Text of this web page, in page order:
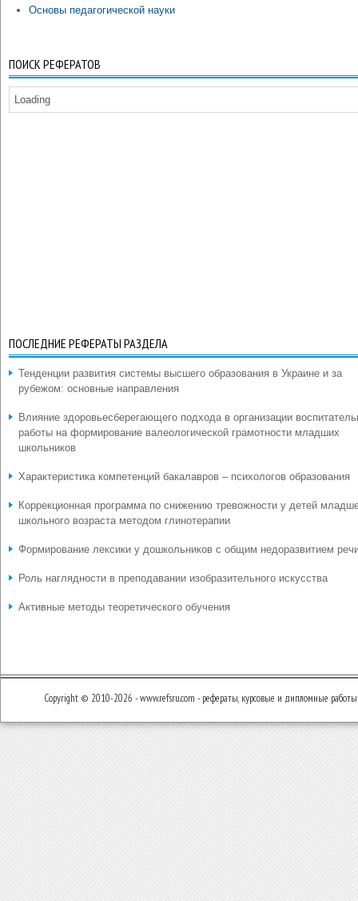
Основы педагогической науки
ПОИСК РЕФЕРАТОВ
Loading
ПОСЛЕДНИЕ РЕФЕРАТЫ РАЗДЕЛА
Тенденции развития системы высшего образования в Украине и за
рубежом: основные направления
Влияние здоровьесберегающего подхода в организации
работы на формирование валеологической грамотности младших
школьников
Характеристика компетенций бакалавров – психологов образования
Коррекционная программа по снижению тревожности у детей
школьного возраста методом глинотерапии
Формирование лексики у дошкольников с общим недоразвитием
Роль наглядности в преподавании изобразительного искусства
Активные методы теоретического обучения
Copyright © 2010-2026 - www.refsru.com - рефераты, курсовые и дипломные работы